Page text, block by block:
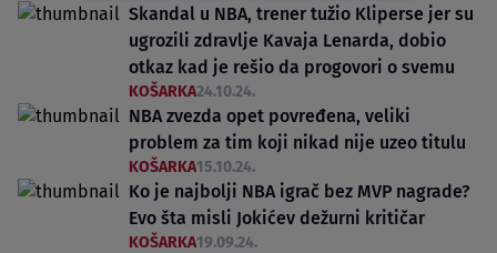
Skandal u NBA, trener tužio Kliperse jer su
ugrozili zdravlje Kavaja Lenarda, dobio
otkaz kad je rešio da progovori o svemu
KOŠARKA24.10.24.
NBA zvezda opet povređena, veliki
problem za tim koji nikad nije uzeo titulu
KOŠARKA15.10.24.
Ko je najbolji NBA igrač bez MVP nagrade?
Evo šta misli Jokićev dežurni kritičar
KOŠARKA19.09.24.